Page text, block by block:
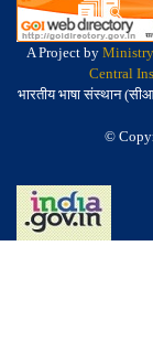
A Project by
Central
भारतीय भाषा संस्थान
©